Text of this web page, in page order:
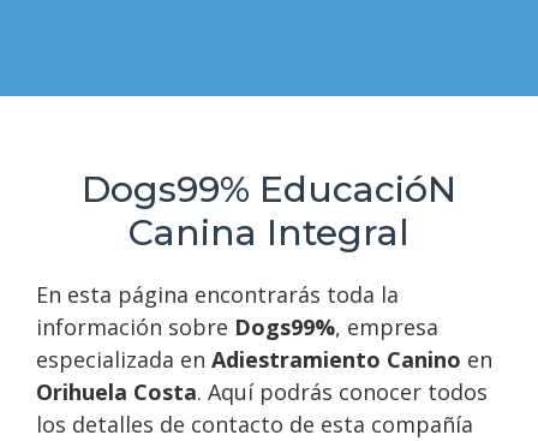
Dogs99% EducacióN
Canina Integral
En esta página encontrarás toda la
información sobre Dogs99%, empresa
especializada en Adiestramiento Canino en
Orihuela Costa. Aquí podrás conocer todos
los detalles de contacto de esta compañía